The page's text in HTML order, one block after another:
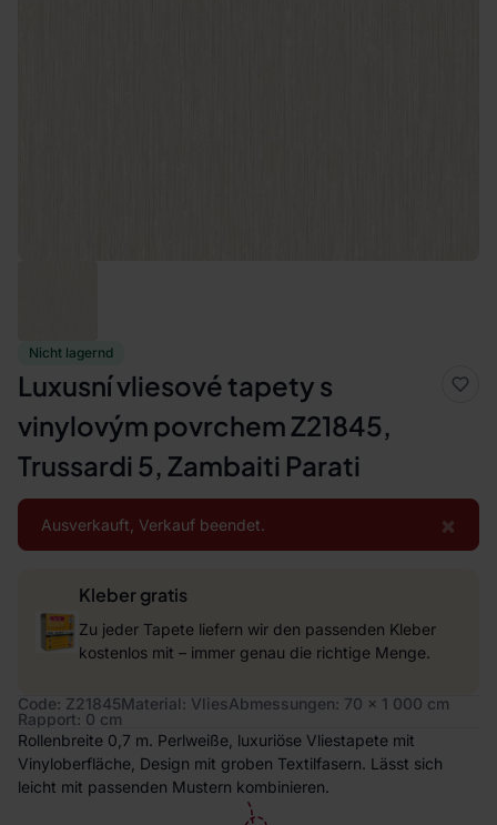
Nicht lagernd
Luxusní vliesové tapety s
vinylovým povrchem Z21845,
Trussardi 5, Zambaiti Parati
×
Ausverkauft, Verkauf beendet.
Kleber gratis
Zu jeder Tapete liefern wir den passenden Kleber
kostenlos mit – immer genau die richtige Menge.
Code: Z21845Material: VliesAbmessungen: 70 x 1 000 cm
Rapport: 0 cm
Rollenbreite 0,7 m. Perlweiße, luxuriöse Vliestapete mit
Vinyloberfläche, Design mit groben Textilfasern. Lässt sich
leicht mit passenden Mustern kombinieren.